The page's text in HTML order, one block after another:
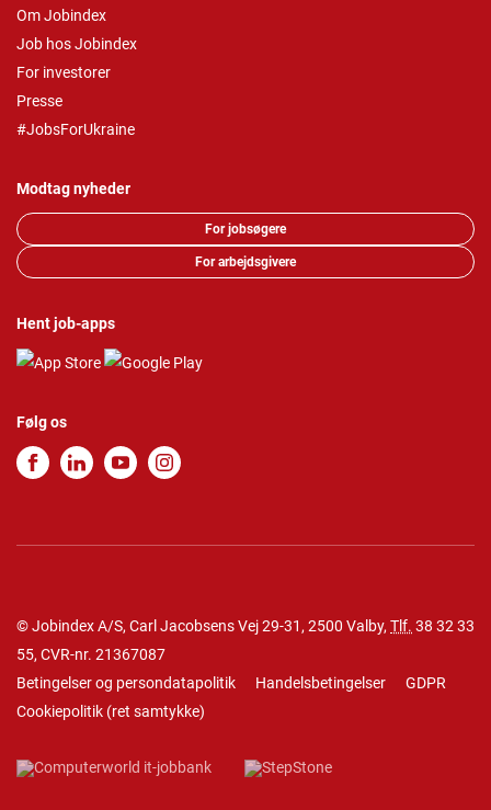
Om Jobindex
Job hos Jobindex
For investorer
Presse
#JobsForUkraine
Modtag nyheder
For jobsøgere
For arbejdsgivere
Hent job-apps
Følg os
© Jobindex A/S, Carl Jacobsens Vej 29-31, 2500 Valby, Tlf. 38 32 33
55, CVR-nr. 21367087
Betingelser og persondatapolitik
Handelsbetingelser
GDPR
Cookiepolitik (ret samtykke)